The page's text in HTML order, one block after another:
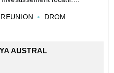
offrant un potentiel de
REUNION DROM
AUSTRAL